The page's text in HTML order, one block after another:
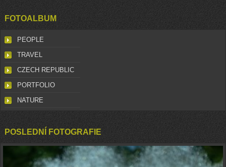
FOTOALBUM
PEOPLE
TRAVEL
CZECH REPUBLIC
PORTFOLIO
NATURE
POSLEDNÍ FOTOGRAFIE